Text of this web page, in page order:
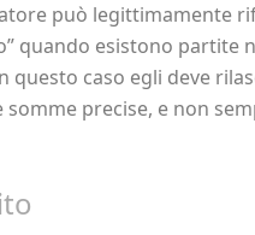
può legittimamente
quando esistono partite
questo caso egli deve
precise, e non